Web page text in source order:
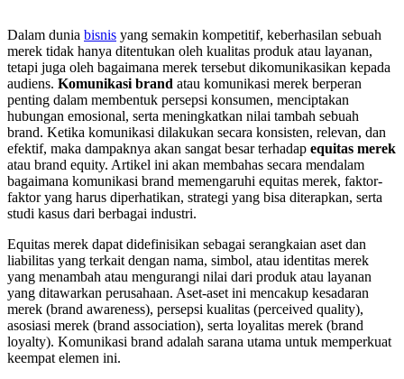
Dalam dunia bisnis yang semakin kompetitif, keberhasilan sebuah
merek tidak hanya ditentukan oleh kualitas produk atau layanan,
tetapi juga oleh bagaimana merek tersebut dikomunikasikan kepada
audiens. Komunikasi brand atau komunikasi merek berperan
penting dalam membentuk persepsi konsumen, menciptakan
hubungan emosional, serta meningkatkan nilai tambah sebuah
brand. Ketika komunikasi dilakukan secara konsisten, relevan, dan
efektif, maka dampaknya akan sangat besar terhadap equitas merek
atau brand equity. Artikel ini akan membahas secara mendalam
bagaimana komunikasi brand memengaruhi equitas merek, faktor-
faktor yang harus diperhatikan, strategi yang bisa diterapkan, serta
studi kasus dari berbagai industri.
Equitas merek dapat didefinisikan sebagai serangkaian aset dan
liabilitas yang terkait dengan nama, simbol, atau identitas merek
yang menambah atau mengurangi nilai dari produk atau layanan
yang ditawarkan perusahaan. Aset-aset ini mencakup kesadaran
merek (brand awareness), persepsi kualitas (perceived quality),
asosiasi merek (brand association), serta loyalitas merek (brand
loyalty). Komunikasi brand adalah sarana utama untuk memperkuat
keempat elemen ini.